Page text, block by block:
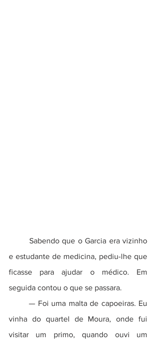
e estudante de medicina, pediu-lhe que
ficasse para ajudar o médico. Em
seguida contou o que se passara.
	— Foi uma malta de capoeiras. Eu
vinha do quartel de Moura, onde fui
visitar um primo, quando ouvi um